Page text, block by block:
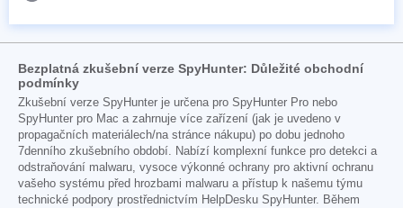
Bezplatná zkušební verze SpyHunter: Důležité obchodní
podmínky
Zkušební verze SpyHunter je určena pro SpyHunter Pro nebo
SpyHunter pro Mac a zahrnuje více zařízení (jak je uvedeno v
propagačních materiálech/na stránce nákupu) po dobu jednoho
7denního zkušebního období. Nabízí komplexní funkce pro detekci a
odstraňování malwaru, vysoce výkonné ochrany pro aktivní ochranu
vašeho systému před hrozbami malwaru a přístup k našemu týmu
technické podpory prostřednictvím HelpDesku SpyHunter. Během